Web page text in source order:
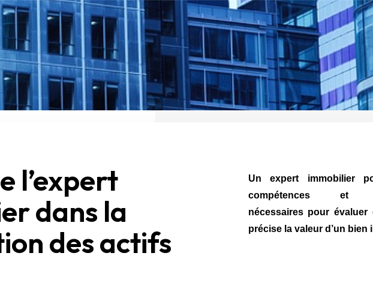
l’expert
dans la
des actifs
Un expert immobilier
compétences et
nécessaires pour évaluer
précise la valeur d’un bien